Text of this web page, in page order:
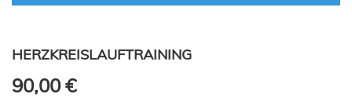
HERZKREISLAUFTRAINING
90,00 €